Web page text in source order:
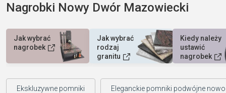
Nagrobki Nowy Dwór Mazowiecki
Jak wybrać
nagrobek
Jak wybrać
rodzaj
granitu
Kiedy należy
ustawić
nagrobek
Ekskluzywne pomniki Eleganckie pomniki podwójne